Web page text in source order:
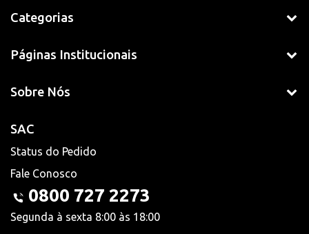
Categorias
Páginas Institucionais
Sobre Nós
SAC
Status do Pedido
Fale Conosco
0800 727 2273
Segunda à sexta 8:00 às 18:00